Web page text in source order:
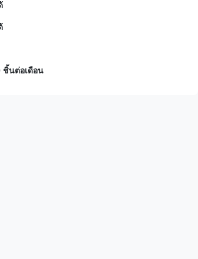
ชิ้นต่อเดือน